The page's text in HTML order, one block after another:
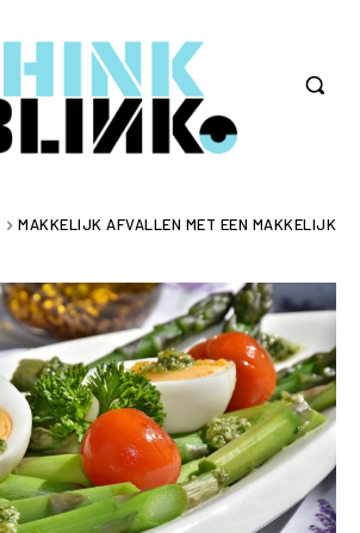
MAKKELIJK AFVALLEN MET EEN MAKKELIJK